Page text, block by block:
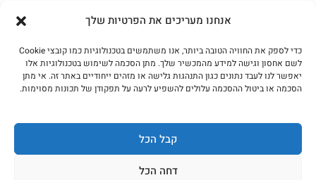
אנחנו מעריכים את הפרטיות שלך
כדי לספק את החוויה הטובה ביותר, אנו משתמשים בטכנולוגיות כמו קובצי Cookie
לשם אחסון וגישה למידע מהמכשיר שלך. מתן הסכמה לשימוש בטכנולוגיות אלו
יאפשר לנו לעבד נתונים כגון התנהגות גלישה או מזהים ייחודיים באתר זה. אי מתן
הסכמה או ביטול ההסכמה עלולים להשפיע לרעה על תפקודן של תכונות מסוימות.
קבל הכל
דחה הכל
אווז
בשר בקר משובח
בשר בקר עגלה משובח
בשר למעשנת
הודו
חלקים אחוריים
מיוחדי מסורת1
נתחי פנים
עוף